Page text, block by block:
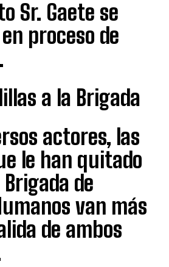
Sr. Gaete se
proceso de
a la Brigada
actores, las
le han quitado
de
van más
de ambos